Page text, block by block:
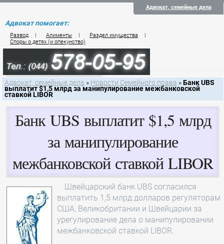
Адвокат, семейные дела
Адвокат помогает:
Развод | Алименты | Раздел имущества
|
Споры о детях (и опекунство)
Цены на услуги по семейному праву
Контакты семейного юриста
Адвокат, семейные дела » Новости Семейного права »Банк UBS
выплатит $1,5 млрд за манипулирование межбанковской
ставкой LIBOR
Банк UBS выплатит $1,5 млрд
за манипулирование
межбанковской ставкой LIBOR
Швейцарский банк UBS согласился
выплатить 1,5 млрд долларов регуляторам
США, Великобритании и Швейцарии за
урегулирование дела о манипулировании
межбанковской ставкой LIBOR.